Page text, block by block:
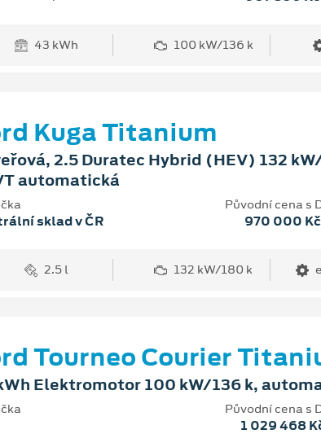
43 kWh 100 kW/136 k
Kuga Titanium
2.5 Duratec Hybrid (HEV) 132
automatická
sklad v ČR
Původní cena s
970 000 Kč
2.5 l 132 kW/180 k
Tourneo Courier
Elektromotor 100 kW/136 k,
Původní cena s
1 029 468